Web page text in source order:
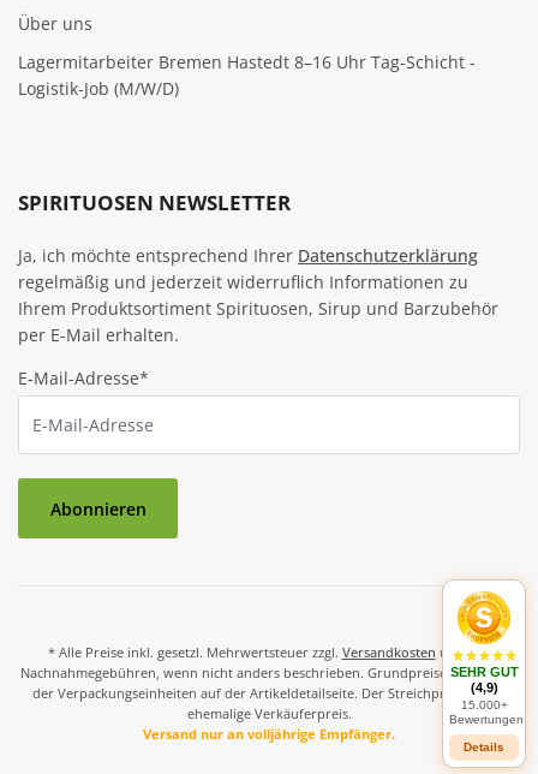
Über uns
Lagermitarbeiter Bremen Hastedt 8–16 Uhr Tag-Schicht -
Logistik-Job (M/W/D)
SPIRITUOSEN NEWSLETTER
Ja, ich möchte entsprechend Ihrer Datenschutzerklärung
regelmäßig und jederzeit widerruflich Informationen zu
Ihrem Produktsortiment Spirituosen, Sirup und Barzubehör
per E-Mail erhalten.
E-Mail-Adresse*
Abonnieren
* Alle Preise inkl. gesetzl. Mehrwertsteuer zzgl. Versandkosten und ggf.
Nachnahmegebühren, wenn nicht anders beschrieben. Grundpreise und Preise
der Verpackungseinheiten auf der Artikeldetailseite. Der Streichpreis ist der
ehemalige Verkäuferpreis.
Versand nur an volljährige Empfänger.
SEHR GUT
(4,9)
15.000+
Bewertungen
Details